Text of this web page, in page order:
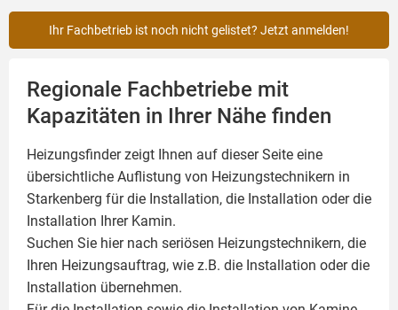
Ihr Fachbetrieb ist noch nicht gelistet? Jetzt anmelden!
Regionale Fachbetriebe mit
Kapazitäten in Ihrer Nähe finden
Heizungsfinder zeigt Ihnen auf dieser Seite eine
übersichtliche Auflistung von Heizungstechnikern in
Starkenberg für die Installation, die Installation oder die
Installation Ihrer Kamin.
Suchen Sie hier nach seriösen Heizungstechnikern, die
Ihren Heizungsauftrag, wie z.B. die Installation oder die
Installation übernehmen.